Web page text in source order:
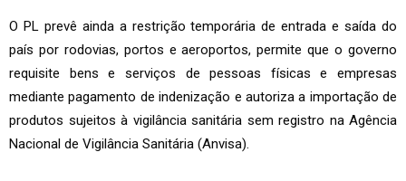
O PL prevê ainda a restrição temporária de entrada e saída do
país por rodovias, portos e aeroportos, permite que o governo
requisite bens e serviços de pessoas físicas e empresas
mediante pagamento de indenização e autoriza a importação de
produtos sujeitos à vigilância sanitária sem registro na Agência
Nacional de Vigilância Sanitária (Anvisa).